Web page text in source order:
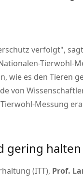
verfolgt ,
Tierwohl-
wie es den Tieren
von
Messung
gering halten
(ITT), Prof.